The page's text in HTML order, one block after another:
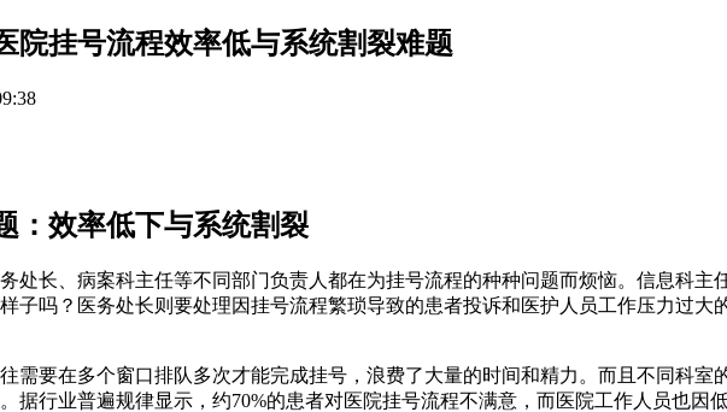
院挂号流程效率低与系统割裂难题
：效率低下与系统割裂
处长、病案科主任等不同部门负责人都在为挂号流程的种种问题而烦恼。信息科
子吗？医务处长则要处理因挂号流程繁琐导致的患者投诉和医护人员工作压力过
需要在多个窗口排队多次才能完成挂号，浪费了大量的时间和精力。而且不同科
据行业普遍规律显示，约70%的患者对医院挂号流程不满意，而医院工作人员也因